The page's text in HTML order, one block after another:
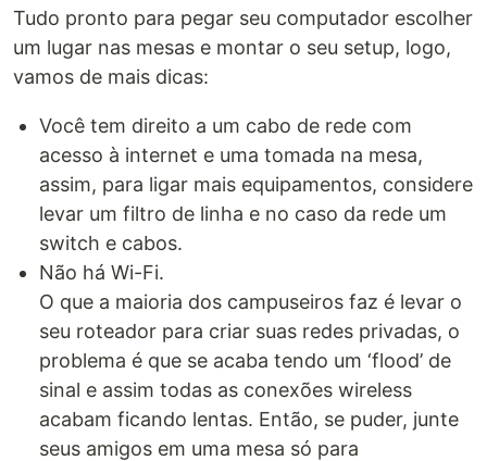
Tudo pronto para pegar seu computador escolher
um lugar nas mesas e montar o seu setup, logo,
vamos de mais dicas:
Você tem direito a um cabo de rede com
acesso à internet e uma tomada na mesa,
assim, para ligar mais equipamentos, considere
levar um filtro de linha e no caso da rede um
switch e cabos.
Não há Wi-Fi.
O que a maioria dos campuseiros faz é levar o
seu roteador para criar suas redes privadas, o
problema é que se acaba tendo um ‘flood’ de
sinal e assim todas as conexões wireless
acabam ficando lentas. Então, se puder, junte
seus amigos em uma mesa só para